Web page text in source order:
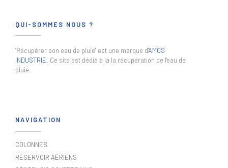
QUI-SOMMES NOUS ?
"Récupérer son eau de pluie" est une marque d'AMOS
INDUSTRIE . Ce site est dédié à la la récupération de l'eau de
pluie.
NAVIGATION
COLONNES
RÉSERVOIR AÉRIENS